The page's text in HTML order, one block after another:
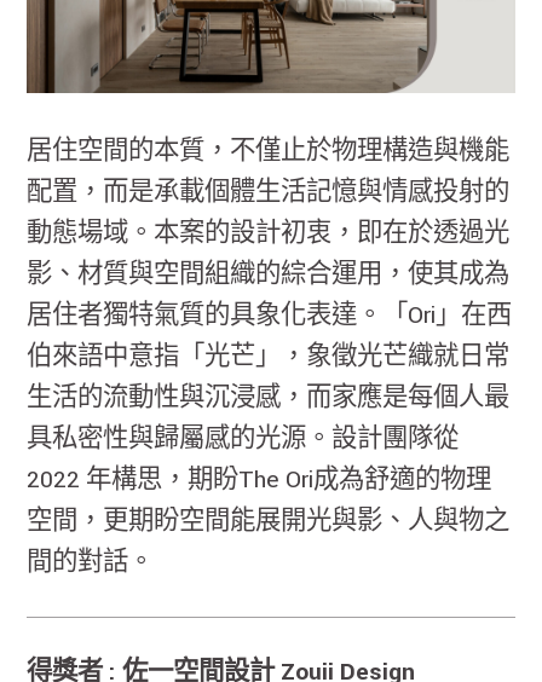
居住空間的本質，不僅止於物理構造與機能
配置，而是承載個體生活記憶與情感投射的
動態場域。本案的設計初衷，即在於透過光
影、材質與空間組織的綜合運用，使其成為
居住者獨特氣質的具象化表達。「Ori」在西
伯來語中意指「光芒」，象徵光芒織就日常
生活的流動性與沉浸感，而家應是每個人最
具私密性與歸屬感的光源。設計團隊從
2022 年構思，期盼The Ori成為舒適的物理
空間，更期盼空間能展開光與影、人與物之
間的對話。
得獎者 : 佐一空間設計 Zouii Design